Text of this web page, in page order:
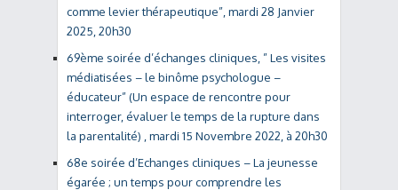
comme levier thérapeutique”, mardi 28 Janvier
2025, 20h30
69ème soirée d’échanges cliniques, ” Les visites
médiatisées – le binôme psychologue –
éducateur” (Un espace de rencontre pour
interroger, évaluer le temps de la rupture dans
la parentalité) , mardi 15 Novembre 2022, à 20h30
68e soirée d’Echanges cliniques – La jeunesse
égarée ; un temps pour comprendre les